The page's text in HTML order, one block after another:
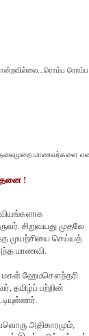
ன்றவில்லை ...ரொம்ப
மாணவர்களை
!
சிறுவயது முதலே
முயற்சியை செய்யத்
மாணவி.
மகள் ஹேமசௌந்தரி.
தமிழ்ப் பற்றின்
அதிகாரமும்